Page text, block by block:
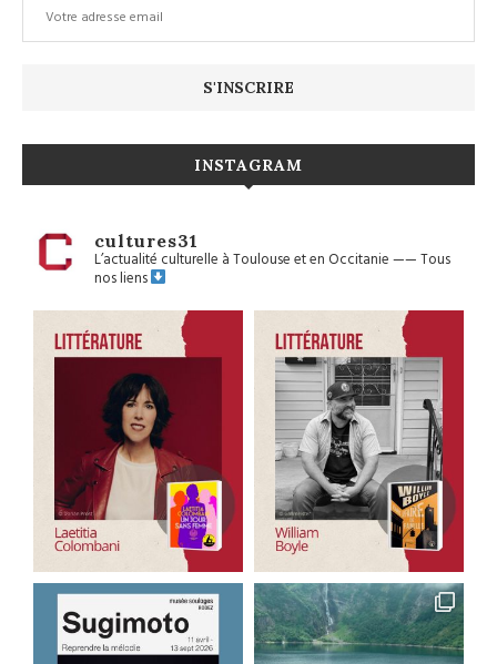
INSTAGRAM
cultures31
L’actualité culturelle à Toulouse et en Occitanie——Tous
nos liens